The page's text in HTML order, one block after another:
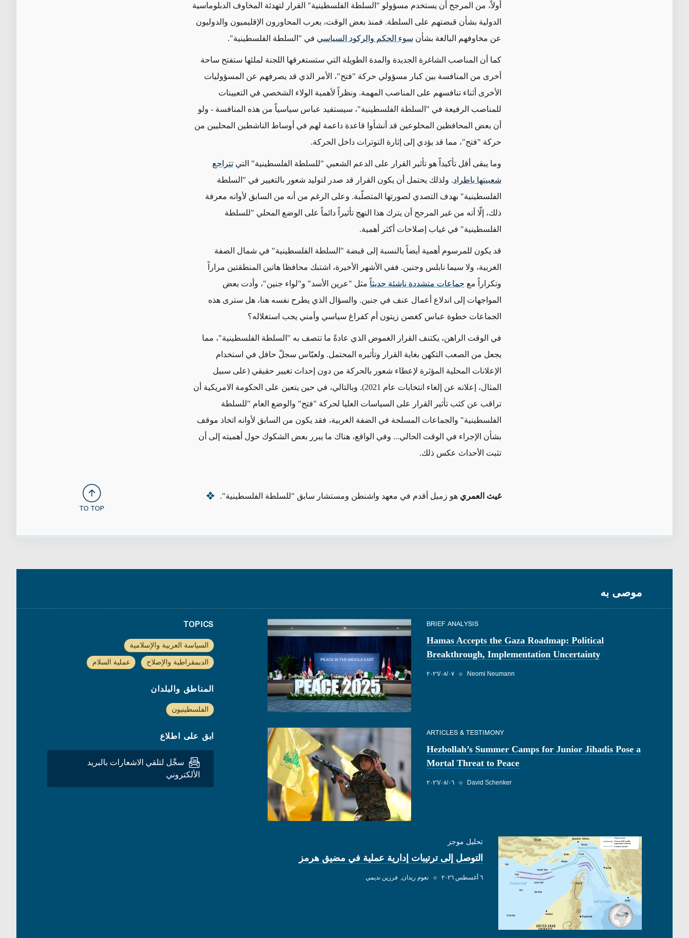
أولاً، من المرجح أن يستخدم مسؤولو "السلطة الفلسطينية" القرار لتهدئة المخاوف الدبلوماسية
الدولية بشأن قبضتهم على السلطة. فمنذ بعض الوقت، يعرب المحاورون الإقليميون والدوليون
عن مخاوفهم البالغة بشأن سوء الحكم والركود السياسي في "السلطة الفلسطينية".
كما أن المناصب الشاغرة الجديدة والمدة الطويلة التي ستستغرقها اللجنة لملئها ستفتح ساحة
أخرى من المنافسة بين كبار مسؤولي حركة "فتح"، الأمر الذي قد يصرفهم عن المسؤوليات
الأخرى أثناء تنافسهم على المناصب المهمة. ونظراً لأهمية الولاء الشخصي في التعيينات
للمناصب الرفيعة في "السلطة الفلسطينية"، سيستفيد عباس سياسياً من هذه المنافسة - ولو
أن بعض المحافظين المخلوعين قد أنشأوا قاعدة داعمة لهم في أوساط الناشطين المحليين من
حركة "فتح"، مما قد يؤدي إلى إثارة التوترات داخل الحركة.
وما يبقى أقل تأكيداً هو تأثير القرار على الدعم الشعبي "للسلطة الفلسطينية" التيتتراجع
شعبيتها باطراد. ولذلك يحتمل أن يكون القرار قد صدر لتوليد شعور بالتغيير في "السلطة
الفلسطينية" بهدف التصدي لصورتها المتصلّبة. وعلى الرغم من أنه من السابق لأوانه معرفة
ذلك، إلّا أنه من غير المرجح أن يترك هذا النهج تأثيراً دائماً على الوضع المحلي "للسلطة
الفلسطينية" في غياب إصلاحات أكثر أهمية.
قد يكون للمرسوم أهمية أيضاً بالنسبة إلى قبضة "السلطة الفلسطينية" في شمال الضفة
الغربية، ولا سيما نابلس وجنين. ففي الأشهر الأخيرة، اشتبك محافظا هاتين المنطقتين مراراً
وتكراراً مع جماعات متشددة ناشئة حديثاً مثل "عرين الأسد" و"لواء جنين"، وأدت بعض
المواجهات إلى اندلاع أعمال عنف في جنين. والسؤال الذي يطرح نفسه هنا، هل سترى هذه
الجماعات خطوة عباس كغصن زيتون أم كفراغ سياسي وأمني يجب استغلاله؟
في الوقت الراهن، يكتنف القرار الغموض الذي عادةً ما تتصف به "السلطة الفلسطينية"، مما
يجعل من الصعب التكهن بغاية القرار وتأثيره المحتمل. ولعبّاس سجلّ حافل في استخدام
الإعلانات المحلية المؤثرة لإعطاء شعور بالحركة من دون إحداث تغيير حقيقي (على سبيل
المثال، إعلانه عن إلغاء انتخابات عام 2021). وبالتالي، في حين يتعين على الحكومة الامريكية أن
تراقب عن كثب تأثير القرار على السياسات العليا لحركة "فتح" والوضع العام "للسلطة
الفلسطينية" والجماعات المسلحة في الضفة الغربية، فقد يكون من السابق لأوانه اتخاذ موقف
بشأن الإجراء في الوقت الحالي... وفي الواقع، هناك ما يبرر بعض الشكوك حول أهميته إلى أن
تثبت الأحداث عكس ذلك.
غيث العمري هو زميل أقدم في معهد واشنطن ومستشار سابق "للسلطة الفلسطينية".
TO TOP
موصى به
BRIEF ANALYSIS
Hamas Accepts the Gaza Roadmap: Political
Breakthrough, Implementation Uncertainty
٠٧‏/٠٨‏/٢٠٢٦ ◆ Neomi Neumann
ARTICLES & TESTIMONY
Hezbollah’s Summer Camps for Junior Jihadis Pose a
Mortal Threat to Peace
٠٦‏/٠٨‏/٢٠٢٦ ◆ David Schenker
تحليل موجز
التوصل إلى ترتيبات إدارية عملية في مضيق هرمز
٦ أغسطس ٢٠٢٦ ◆ نعوم ريدان فرزين نديمي
TOPICS
السياسة العربية والإسلامية
الديمقراطية والإصلاح عملية السلام
المناطق والبلدان
الفلسطينيون
ابق على اطلاع
سجِّل لتلقي الاشعارات بالبريد
الألكتروني